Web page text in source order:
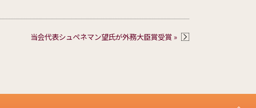
当会代表シュペネマン望氏が外務大臣賞受賞 »